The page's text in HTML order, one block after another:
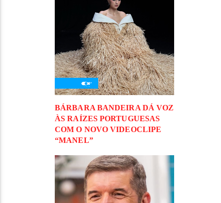
BÁRBARA BANDEIRA DÁ VOZ
ÀS RAÍZES PORTUGUESAS
COM O NOVO VIDEOCLIPE
“MANEL”